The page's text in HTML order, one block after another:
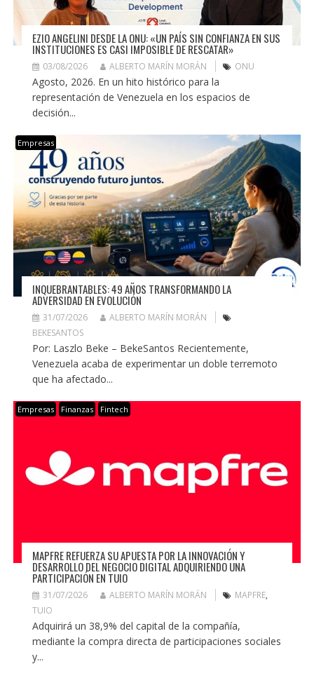
EZIO ANGELINI DESDE LA ONU: «UN PAÍS SIN CONFIANZA EN SUS
INSTITUCIONES ES CASI IMPOSIBLE DE RESCATAR»
03/08/2026 ALBERTO MARÍN MORÁN ONU
Agosto, 2026. En un hito histórico para la
representación de Venezuela en los espacios de
decisión...
Empresas
INQUEBRANTABLES: 49 AÑOS TRANSFORMANDO LA
ADVERSIDAD EN EVOLUCIÓN
31/07/2026
ALBERTO MARÍN MORÁN
BEKESANTOS
Por: Laszlo Beke – BekeSantos Recientemente,
Venezuela acaba de experimentar un doble terremoto
que ha afectado...
Empresas Finanzas Fintech
MAPFRE REFUERZA SU APUESTA POR LA INNOVACIÓN Y
DESARROLLO DEL NEGOCIO DIGITAL ADQUIRIENDO UNA
PARTICIPACIÓN EN TUIO
31/07/2026 ALBERTO MARÍN MORÁN MAPFRE,
TUIO
Adquirirá un 38,9% del capital de la compañía,
mediante la compra directa de participaciones sociales
y...